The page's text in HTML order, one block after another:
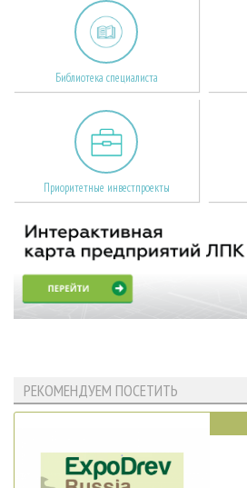
Библиотека специалиста
Приоритетные инвестпроекты
РЕКОМЕНДУЕМ ПОСЕТИТЬ